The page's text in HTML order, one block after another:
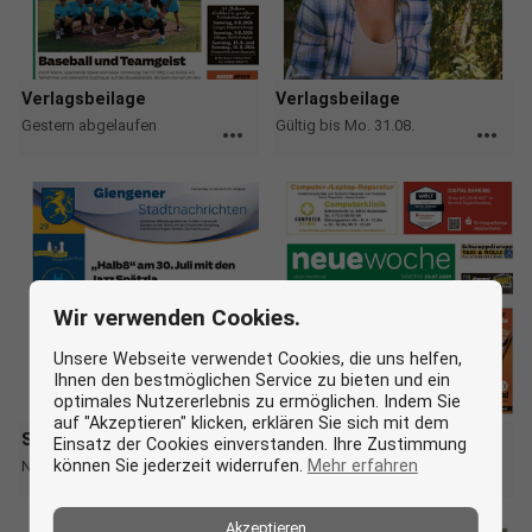
Verlagsbeilage
Gestern abgelaufen more_horiz
Verlagsbeilage
Gültig bis Mo. 31.08. more_horiz
Sonderveröffentlichung
Nicht mehr gültig more_horiz
Verlagsbeilage
Nicht mehr gültig
Wir verwenden Cookies.
Unsere Webseite verwendet Cookies, die uns helfen,
Ihnen den bestmöglichen Service zu bieten und ein
optimales Nutzererlebnis zu ermöglichen. Indem Sie
auf "Akzeptieren" klicken, erklären Sie sich mit dem
Einsatz der Cookies einverstanden. Ihre Zustimmung
können Sie jederzeit widerrufen. Mehr erfahren
Akzeptieren